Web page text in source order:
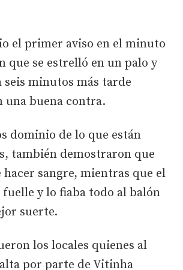
el primer aviso en el minuto
que se estrelló en un palo y
seis minutos más tarde
una buena contra.
dominio de lo que están
también demostraron que
hacer sangre, mientras que el
y lo fiaba todo al balón
suerte.
los locales quienes al
por parte de Vitinha